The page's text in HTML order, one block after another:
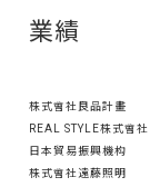
業績
株式會社良品計畫
REAL STYLE株式會社
日本貿易振興機构
株式會社遠藤照明